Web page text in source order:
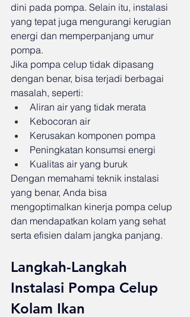
dini pada pompa. Selain itu, instalasi
yang tepat juga mengurangi kerugian
energi dan memperpanjang umur
pompa.
Jika pompa celup tidak dipasang
dengan benar, bisa terjadi berbagai
masalah, seperti:
Aliran air yang tidak merata
Kebocoran air
Kerusakan komponen pompa
Peningkatan konsumsi energi
Kualitas air yang buruk
Dengan memahami teknik instalasi
yang benar, Anda bisa
mengoptimalkan kinerja pompa celup
dan mendapatkan kolam yang sehat
serta efisien dalam jangka panjang.
Langkah-Langkah
Instalasi Pompa Celup
Kolam Ikan